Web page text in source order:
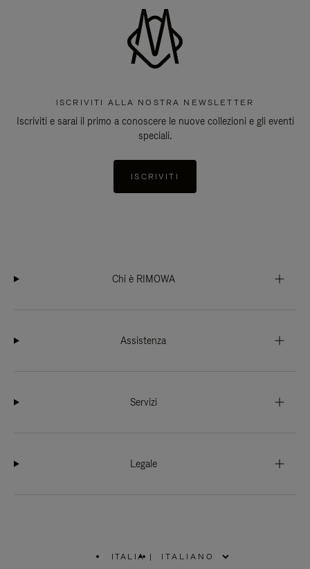
ISCRIVITI ALLA NOSTRA NEWSLETTER
Iscriviti e sarai il primo a conoscere le nuove collezioni e gli eventi
speciali.
ISCRIVITI
Chi è RIMOWA
Assistenza
Servizi
Legale
ITALIA |